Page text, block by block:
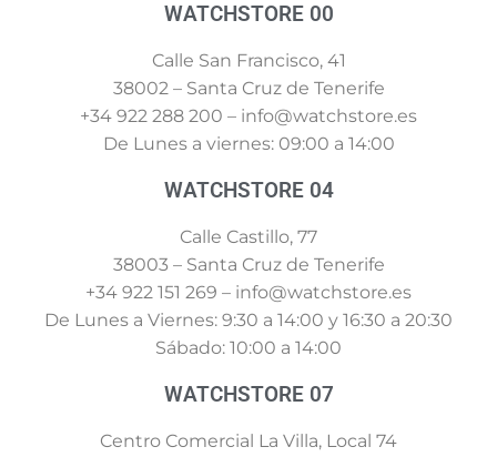
WATCHSTORE 00
Calle San Francisco, 41
38002 – Santa Cruz de Tenerife
+34 922 288 200 – info@watchstore.es
De Lunes a viernes: 09:00 a 14:00
WATCHSTORE 04
Calle Castillo, 77
38003 – Santa Cruz de Tenerife
+34 922 151 269 – info@watchstore.es
De Lunes a Viernes: 9:30 a 14:00 y 16:30 a 20:30
Sábado: 10:00 a 14:00
WATCHSTORE 07
Centro Comercial La Villa, Local 74